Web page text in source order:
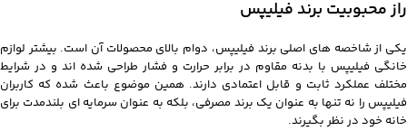
راز محبوبیت برند فیلیپس
یکی از شاخصه های اصلی برند فیلیپس، دوام بالای محصولات آن است. بیشتر لوازم
خانگی فیلیپس با بدنه مقاوم در برابر حرارت و فشار طراحی شده اند و در شرایط
مختلف عملکرد ثابت و قابل اعتمادی دارند. همین موضوع باعث شده که کاربران
فیلیپس را نه تنها به عنوان یک برند مصرفی، بلکه به عنوان سرمایه ای بلندمدت برای
خانه خود در نظر بگیرند.